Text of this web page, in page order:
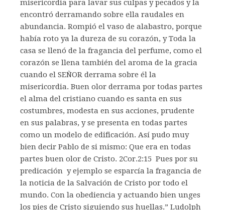
misericordia para lavar sus culpas y pecados y la
encontró derramando sobre ella raudales en
abundancia. Rompió el vaso de alabastro, porque
había roto ya la dureza de su corazón, y Toda la
casa se llenó de la fragancia del perfume, como el
corazón se llena también del aroma de la gracia
cuando el SEÑOR derrama sobre él la
misericordia. Buen olor derrama por todas partes
el alma del cristiano cuando es santa en sus
costumbres, modesta en sus acciones, prudente
en sus palabras, y se presenta en todas partes
como un modelo de edificación. Así pudo muy
bien decir Pablo de si mismo: Que era en todas
partes buen olor de Cristo. 2Cor.2:15 Pues por su
predicación y ejemplo se esparcía la fragancia de
la noticia de la Salvación de Cristo por todo el
mundo. Con la obediencia y actuando bien unges
los pies de Cristo siguiendo sus huellas.” Ludolph